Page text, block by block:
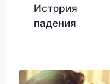
История
падения